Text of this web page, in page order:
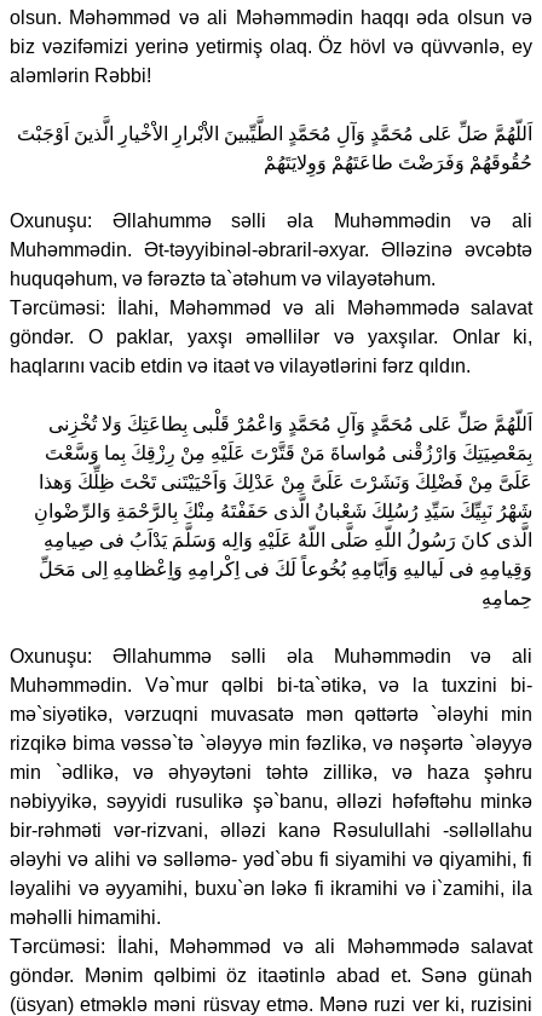
olsun. Məhəmməd və ali Məhəmmədin haqqı əda olsun və
biz vəzifəmizi yerinə yetirmiş olaq. Öz hövl və qüvvənlə, ey
aləmlərin Rəbbi!
اَللّهُمَّ صَلِّ عَلى مُحَمَّدٍ وَآلِ مُحَمَّدٍ الطَّيِّبينَ الاْبْرارِ الاْخْيارِ الَّذينَ اَوْجَبْتَ
حُقُوقَهُمْ وَفَرَضْتَ طاعَتَهُمْ وَوِلايَتَهُمْ
Oxunuşu: Əllahummə səlli əla Muhəmmədin və ali
Muhəmmədin. Ət-təyyibinəl-əbraril-əxyar. Əlləzinə əvcəbtə
huquqəhum, və fərəztə ta`ətəhum və vilayətəhum.
Tərcüməsi: İlahi, Məhəmməd və ali Məhəmmədə salavat
göndər. O paklar, yaxşı əməllilər və yaxşılar. Onlar ki,
haqlarını vacib etdin və itaət və vilayətlərini fərz qıldın.
اَللّهُمَّ صَلِّ عَلى مُحَمَّدٍ وَآلِ مُحَمَّدٍ وَاعْمُرْ قَلْبى بِطاعَتِكَ وَلا تُخْزِنى
بِمَعْصِيَتِكَ وَارْزُقْنى مُواساةَ مَنْ قَتَّرْتَ عَلَيْهِ مِنْ رِزْقِكَ بِما وَسَّعْتَ
عَلَىَّ مِنْ فَضْلِكَ وَنَشَرْتَ عَلَىَّ مِنْ عَدْلِكَ وَاَحْيَيْتَنى تَحْتَ ظِلِّكَ وَهذا
شَهْرُ نَبِيِّكَ سَيِّدِ رُسُلِكَ شَعْبانُ الَّذى حَفَفْتَهُ مِنْكَ بِالرَّحْمَةِ وَالرِّضْوانِ
الَّذى كانَ رَسُولُ اللّهِ صَلَّى اللّهُ عَلَيْهِ وَالِه وَسَلَّمَ يَدْاَبُ فى صِيامِهِ
وَقِيامِهِ فى لَياليهِ وَاَيّامِهِ بُخُوعاً لَكَ فى اِكْرامِهِ وَاِعْظامِهِ اِلى مَحَلِّ
حِمامِهِ
Oxunuşu: Əllahummə səlli əla Muhəmmədin və ali
Muhəmmədin. Və`mur qəlbi bi-ta`ətikə, və la tuxzini bi-
mə`siyətikə, vərzuqni muvasatə mən qəttərtə `ələyhi min
rizqikə bima vəssə`tə `ələyyə min fəzlikə, və nəşərtə `ələyyə
min `ədlikə, və əhyəytəni təhtə zillikə, və haza şəhru
nəbiyyikə, səyyidi rusulikə şə`banu, əlləzi həfəftəhu minkə
bir-rəhməti vər-rizvani, əlləzi kanə Rəsulullahi -səlləllahu
ələyhi və alihi və səlləmə- yəd`əbu fi siyamihi və qiyamihi, fi
ləyalihi və əyyamihi, buxu`ən ləkə fi ikramihi və i`zamihi, ila
məhəlli himamihi.
Tərcüməsi: İlahi, Məhəmməd və ali Məhəmmədə salavat
göndər. Mənim qəlbimi öz itaətinlə abad et. Sənə günah
(üsyan) etməklə məni rüsvay etmə. Mənə ruzi ver ki, ruzisini